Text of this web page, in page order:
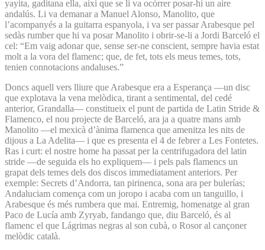
yayita, gaditana ella, així que se li va ocórrer posar-hi un aire
andalús. Li va demanar a Manuel Alonso, Manolito, que
l’acompanyés a la guitarra espanyola, i va ser passar Arabesque pel
sedàs rumber que hi va posar Manolito i obrir-se-li a Jordi Barceló el
cel: “Em vaig adonar que, sense ser-ne conscient, sempre havia estat
molt a la vora del flamenc; que, de fet, tots els meus temes, tots,
tenien connotacions andaluses.”
Doncs aquell vers lliure que Arabesque era a Esperança —un disc
que explotava la vena melòdica, tirant a sentimental, del cedé
anterior, Grandalla— constitueix el punt de partida de Latin Stride &
Flamenco, el nou projecte de Barceló, ara ja a quatre mans amb
Manolito —el mexicà d’ànima flamenca que amenitza les nits de
dijous a La Adelita— i que es presenta el 4 de febrer a Les Fontetes.
Ras i curt: el nostre home ha passat per la centrifugadora del latin
stride —de seguida els ho expliquem— i pels pals flamencs un
grapat dels temes dels dos discos immediatament anteriors. Per
exemple: Secrets d’Andorra, tan pirinenca, sona ara per bulerías;
Andaluciam comença com un joropo i acaba com un tanguillo, i
Arabesque és més rumbera que mai. Entremig, homenatge al gran
Paco de Lucía amb Zyryab, fandango que, diu Barceló, és al
flamenc el que Lágrimas negras al son cubà, o Rosor al cançoner
melòdic català.